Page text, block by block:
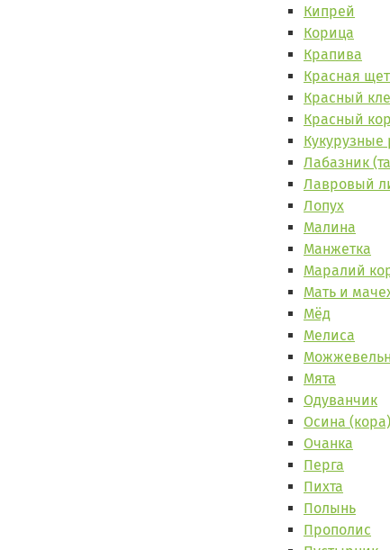
Кипрей
Корица
Крапива
Красная
Красный
Красный
Кукурузные
Лабазник
Лавровый
Лопух
Малина
Манжетка
Маралий
Мать и
Мёд
Мелиса
Мята
Одуванчик
Осина (кора)
Очанка
Перга
Пихта
Полынь
Прополис